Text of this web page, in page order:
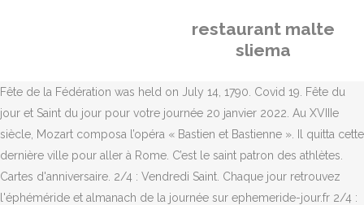
restaurant malte
sliema
Fête de la Fédération was held on July 14, 1790. Covid 19. Fête du
jour et Saint du jour pour votre journée 20 janvier 2022. Au XVIIIe
siècle, Mozart composa l’opéra « Bastien et Bastienne ». Il quitta cette
dernière ville pour aller à Rome. C’est le saint patron des athlètes.
Cartes d'anniversaire. 2/4 : Vendredi Saint. Chaque jour retrouvez
l'éphéméride et almanach de la journée sur ephemeride-jour.fr 2/4 :